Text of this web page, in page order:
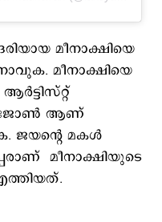
മീനാക്ഷിയെ
മീനാക്ഷിയെ
ജോൺ ആണ്
ജയന്‍റെ മകൾ
മീനാക്ഷിയുടെ